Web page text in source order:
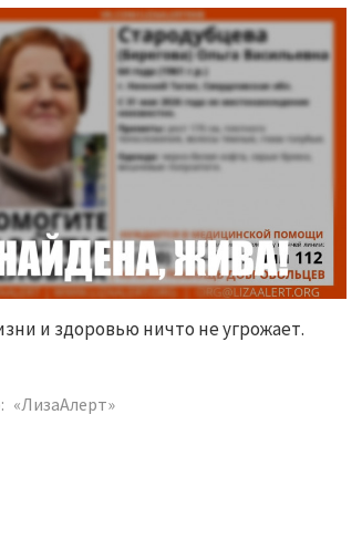
и здоровью ничто не угрожает.
«ЛизаАлерт»